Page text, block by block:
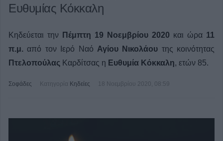
Ευθυμίας Κόκκαλη
Κηδεύεται την Πέμπτη 19 Νοεμβρίου 2020 και ώρα 11
π.μ. από τον Ιερό Ναό Αγίου Νικολάου της κοινότητας
Πτελοπούλας Καρδίτσας η Ευθυμία Κόκκαλη, ετών 85.
Σοφάδες Κατηγορία Κηδείες 18 Νοεμβρίου 2020, 08:59